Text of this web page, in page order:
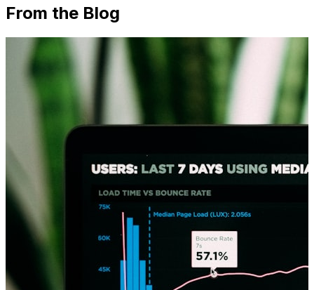
From the Blog